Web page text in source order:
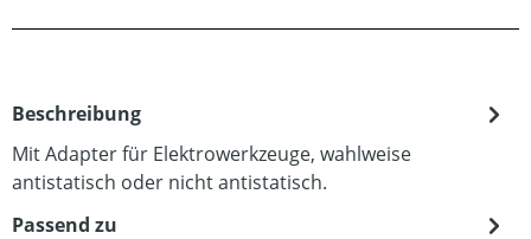
Beschreibung
Mit Adapter für Elektrowerkzeuge, wahlweise
antistatisch oder nicht antistatisch.
Passend zu